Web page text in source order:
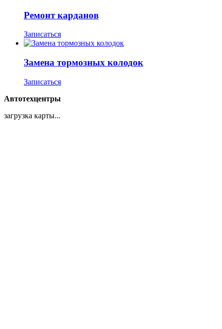
Ремонт карданов
Записаться
Замена тормозных колодок
Записаться
Автотехцентры
загрузка карты...